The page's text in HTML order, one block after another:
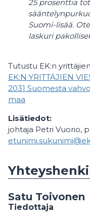
25 prosenttia
Suomi-lisää.
laskuri
Tutustu EK:n
EK:N YRITTÄJIEN
2031 Suomesta
maa
Lisätiedot:
johtaja Petri Vuorio,
Satu Toivonen
Tiedottaja